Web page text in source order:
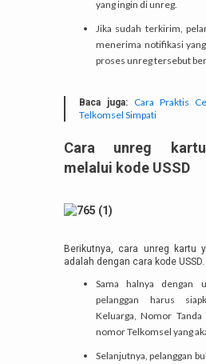
yang ingin di unreg.
Jika sudah terkirim,
menerima notifikasi
proses unreg tersebut
Baca juga:Cara Praktis
Telkomsel Simpati
Cara unreg
melalui kode USSD
Berikutnya, cara unreg kartu
adalah dengan cara kode
Sama halnya dengan
pelanggan harus
Keluarga, Nomor Tanda
nomor Telkomsel yang
Selanjutnya, pelanggan